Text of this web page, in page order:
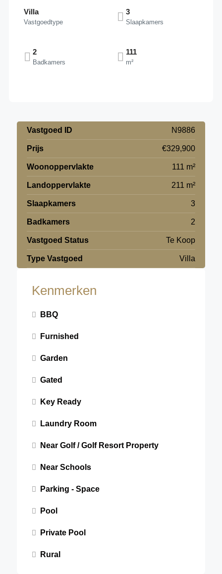
Villa
Vastgoedtype
3
Slaapkamers
2
Badkamers
111
m²
Vastgoed ID N9886
Prijs €329,900
Woonoppervlakte 111 m²
Landoppervlakte 211 m²
Slaapkamers 3
Badkamers 2
Vastgoed Status Te Koop
Type Vastgoed Villa
Kenmerken
BBQ
Furnished
Garden
Gated
Key Ready
Laundry Room
Near Golf / Golf Resort Property
Near Schools
Parking - Space
Pool
Private Pool
Rural